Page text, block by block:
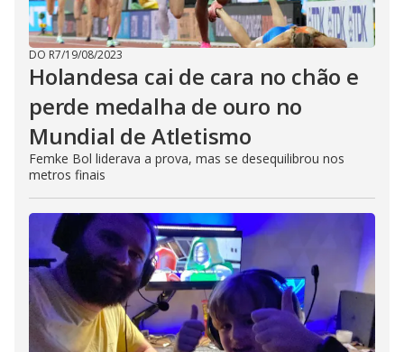
DO R7/19/08/2023
Holandesa cai de cara no chão e
perde medalha de ouro no
Mundial de Atletismo
Femke Bol liderava a prova, mas se desequilibrou nos
metros finais